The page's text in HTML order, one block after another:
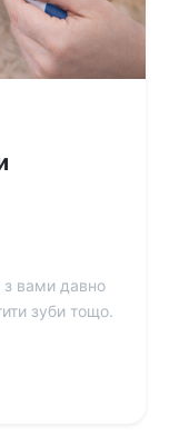
з вами давно
зуби тощо.